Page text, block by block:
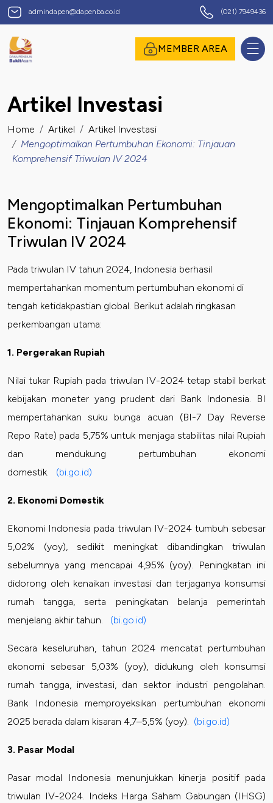
Dana Pensiun Bukit Asam
admindapen@dapenba.co.id (021) 7949436
MEMBER AREA
Induk Pegawai
Artikel Investasi
Home Artikel
Artikel Investasi
Mengoptimalkan Pertumbuhan Ekonomi: Tinjauan
Komprehensif Triwulan IV 2024
Mengoptimalkan Pertumbuhan
Ekonomi: Tinjauan Komprehensif
Triwulan IV 2024
Pada triwulan IV tahun 2024, Indonesia berhasil
mempertahankan momentum pertumbuhan ekonomi di
tengah ketidakpastian global. Berikut adalah ringkasan
perkembangan utama:
1. Pergerakan Rupiah
Nilai tukar Rupiah pada triwulan IV-2024 tetap stabil berkat
kebijakan moneter yang prudent dari Bank Indonesia. BI
mempertahankan suku bunga acuan (BI-7 Day Reverse
Repo Rate) pada 5,75% untuk menjaga stabilitas nilai Rupiah
dan mendukung pertumbuhan ekonomi
domestik.
(bi.go.id)
2. Ekonomi Domestik
Ekonomi Indonesia pada triwulan IV-2024 tumbuh sebesar
5,02% (yoy), sedikit meningkat dibandingkan triwulan
sebelumnya yang mencapai 4,95% (yoy). Peningkatan ini
didorong oleh kenaikan investasi dan terjaganya konsumsi
rumah tangga, serta peningkatan belanja pemerintah
menjelang akhir tahun.
(bi.go.id)
Secara keseluruhan, tahun 2024 mencatat pertumbuhan
ekonomi sebesar 5,03% (yoy), didukung oleh konsumsi
rumah tangga, investasi, dan sektor industri pengolahan.
Bank Indonesia memproyeksikan pertumbuhan ekonomi
2025 berada dalam kisaran 4,7–5,5% (yoy). (bi.go.id)
3. Pasar Modal
Pasar modal Indonesia menunjukkan kinerja positif pada
triwulan IV-2024. Indeks Harga Saham Gabungan (IHSG)